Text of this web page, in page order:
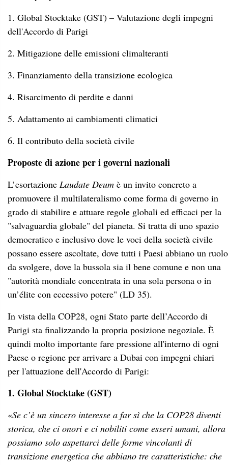
1. Global Stocktake (GST) – Valutazione degli impegni
dell'Accordo di Parigi
2. Mitigazione delle emissioni climalteranti
3. Finanziamento della transizione ecologica
4. Risarcimento di perdite e danni
5. Adattamento ai cambiamenti climatici
6. Il contributo della società civile
Proposte di azione per i governi nazionali
L’esortazione Laudate Deum è un invito concreto a
promuovere il multilateralismo come forma di governo in
grado di stabilire e attuare regole globali ed efficaci per la
"salvaguardia globale" del pianeta. Si tratta di uno spazio
democratico e inclusivo dove le voci della società civile
possano essere ascoltate, dove tutti i Paesi abbiano un ruolo
da svolgere, dove la bussola sia il bene comune e non una
"autorità mondiale concentrata in una sola persona o in
un’élite con eccessivo potere" (LD 35).
In vista della COP28, ogni Stato parte dell’Accordo di
Parigi sta finalizzando la propria posizione negoziale. È
quindi molto importante fare pressione all'interno di ogni
Paese o regione per arrivare a Dubai con impegni chiari
per l'attuazione dell'Accordo di Parigi:
1. Global Stocktake (GST)
«Se c’è un sincero interesse a far sì che la COP28 diventi
storica, che ci onori e ci nobiliti come esseri umani, allora
possiamo solo aspettarci delle forme vincolanti di
transizione energetica che abbiano tre caratteristiche: che